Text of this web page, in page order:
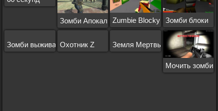
Зомби Апокалипсис: выживание
Zumbie Blocky LandЗомби блоки
Зомби выживаниеОхотник Z Земля Мертвых: Выживание
Мочить зомби